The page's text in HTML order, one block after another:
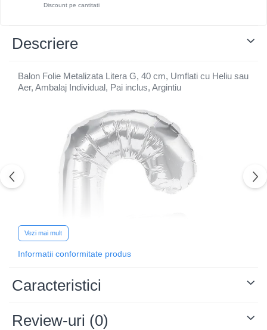
Discount pe cantitati
Descriere
Balon Folie Metalizata Litera G, 40 cm, Umflati cu Heliu sau
Aer, Ambalaj Individual, Pai inclus, Argintiu
Vezi mai mult
Informatii conformitate produs
Caracteristici
Review-uri (0)